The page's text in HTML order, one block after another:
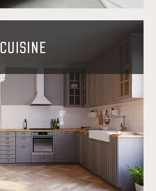
CUISINE